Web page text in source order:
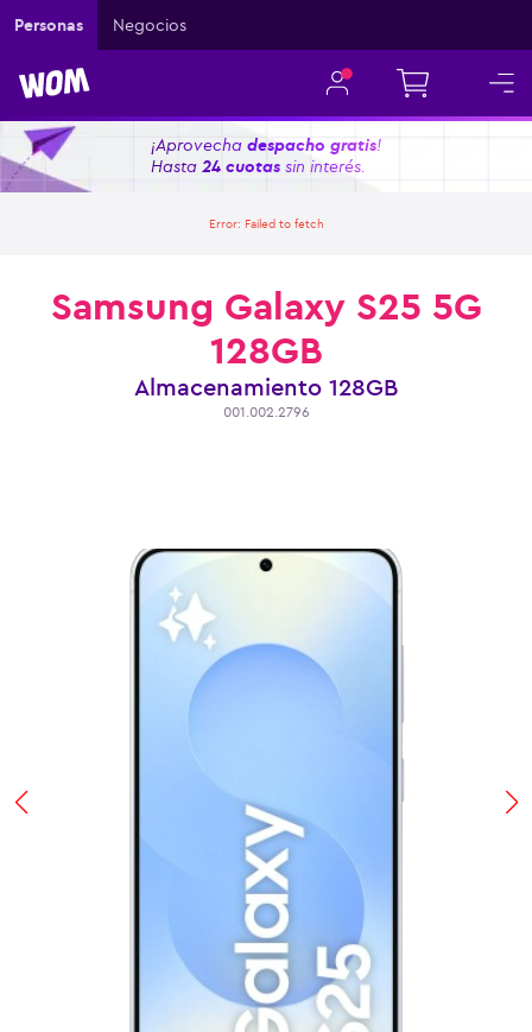
Personas Negocios
¡Aprovecha despacho gratis!
Hasta 24 cuotas sin interés.
Error: Failed to fetch
Samsung Galaxy S25 5G
128GB
Almacenamiento 128GB
001.002.2796